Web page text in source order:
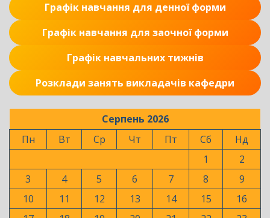
Графік навчання для денної форми
Графік навчання для заочної форми
Графік навчальних тижнів
Розклади занять викладачів кафедри
Серпень 2026
Пн
Вт Ср Чт Пт Сб
Нд
1
2
3
4 5 6 7 8
9
10
11 12 13 14 15
16